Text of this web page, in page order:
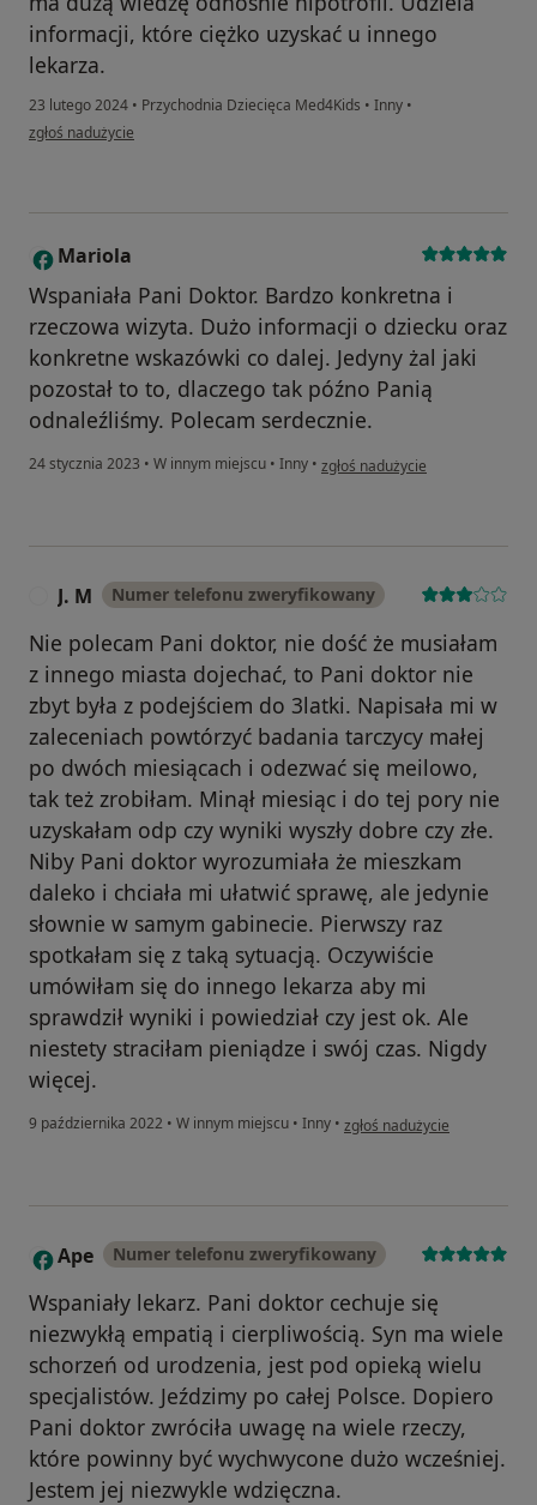
informacji, które ciężko uzyskać u innego
lekarza.
23 lutego 2024 • Przychodnia Dziecięca Med4Kids • Inny •
w opinii użytkownika Marta
zgłoś nadużycie
M Mariola
Wspaniała Pani Doktor. Bardzo konkretna i
rzeczowa wizyta. Dużo informacji o dziecku oraz
konkretne wskazówki co dalej. Jedyny żal jaki
pozostał to to, dlaczego tak późno Panią
odnaleźliśmy. Polecam serdecznie.
24 stycznia 2023 • W innym miejscu • Inny • w opinii użytkownika Mariola
zgłoś nadużycie
J. M Numer telefonu zweryfikowany
Nie polecam Pani doktor, nie dość że musiałam
z innego miasta dojechać, to Pani doktor nie
zbyt była z podejściem do 3latki. Napisała mi w
zaleceniach powtórzyć badania tarczycy małej
po dwóch miesiącach i odezwać się meilowo,
tak też zrobiłam. Minął miesiąc i do tej pory nie
uzyskałam odp czy wyniki wyszły dobre czy złe.
Niby Pani doktor wyrozumiała że mieszkam
daleko i chciała mi ułatwić sprawę, ale jedynie
słownie w samym gabinecie. Pierwszy raz
spotkałam się z taką sytuacją. Oczywiście
umówiłam się do innego lekarza aby mi
sprawdził wyniki i powiedział czy jest ok. Ale
niestety straciłam pieniądze i swój czas. Nigdy
więcej.
9 października 2022 • W innym miejscu • Inny • w opinii użytkownika J. M
zgłoś nadużycie
A Ape Numer telefonu zweryfikowany
Wspaniały lekarz. Pani doktor cechuje się
niezwykłą empatią i cierpliwością. Syn ma wiele
schorzeń od urodzenia, jest pod opieką wielu
specjalistów. Jeździmy po całej Polsce. Dopiero
Pani doktor zwróciła uwagę na wiele rzeczy,
które powinny być wychwycone dużo wcześniej.
Jestem jej niezwykle wdzięczna.